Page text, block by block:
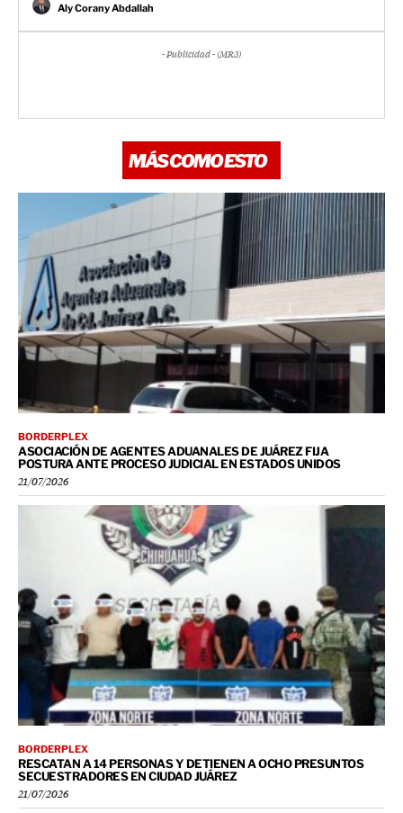
Aly Corany Abdallah
- Publicidad - (MR3)
MÁS COMO ESTO
BORDERPLEX
ASOCIACIÓN DE AGENTES ADUANALES DE JUÁREZ FIJA
POSTURA ANTE PROCESO JUDICIAL EN ESTADOS UNIDOS
21/07/2026
BORDERPLEX
RESCATAN A 14 PERSONAS Y DETIENEN A OCHO PRESUNTOS
SECUESTRADORES EN CIUDAD JUÁREZ
21/07/2026